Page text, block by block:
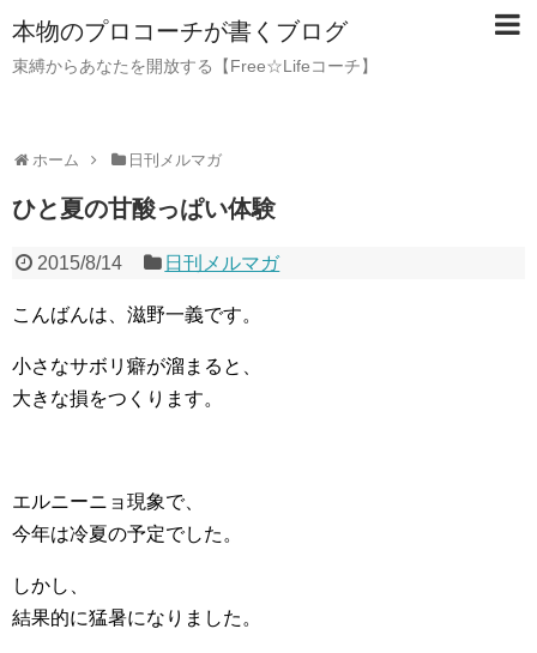
本物のプロコーチが書くブログ
束縛からあなたを開放する【Free☆Lifeコーチ】
ホーム 日刊メルマガ
ひと夏の甘酸っぱい体験
2015/8/14 日刊メルマガ
こんばんは、滋野一義です。
小さなサボリ癖が溜まると、
大きな損をつくります。
エルニーニョ現象で、
今年は冷夏の予定でした。
しかし、
結果的に猛暑になりました。